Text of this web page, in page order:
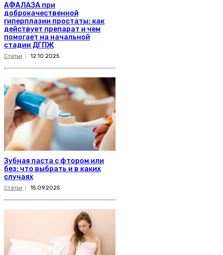
АФАЛАЗА при
доброкачественной
гиперплазии простаты: как
действует препарат и чем
помогает на начальной
стадии ДГПЖ
Статьи 12.10.2025
Зубная паста с фтором или
без: что выбрать и в каких
случаях
Статьи 15.09.2025